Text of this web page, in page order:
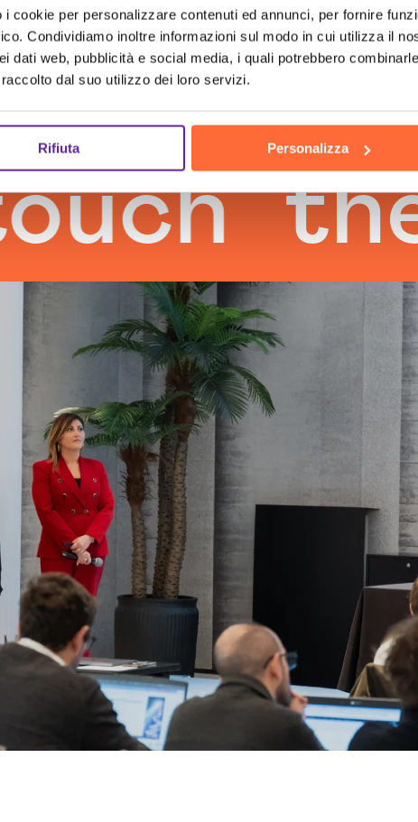
i cookie per personalizzare contenuti ed annunci, per fornire
Condividiamo inoltre informazioni sul modo in cui utilizza il
dati web, pubblicità e social media, i quali potrebbero
dal suo utilizzo dei loro servizi.
Rifiuta Personalizza
the